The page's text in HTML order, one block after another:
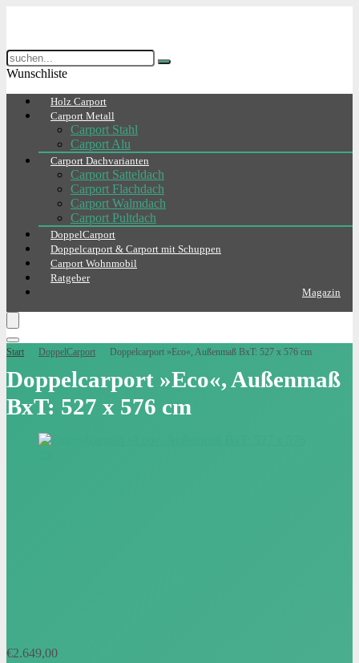
Wunschliste
Holz Carport
Carport Metall
Carport Stahl
Carport Alu
Carport Dachvarianten
Carport Satteldach
Carport Flachdach
Carport Walmdach
Carport Pultdach
DoppelCarport
Doppelcarport & Carport mit Schuppen
Carport Wohnmobil
Ratgeber
Magazin
Start DoppelCarport Doppelcarport »Eco«, Außenmaß BxT: 527 x 576 cm
Doppelcarport »Eco«, Außenmaß
BxT: 527 x 576 cm
€2.649,00